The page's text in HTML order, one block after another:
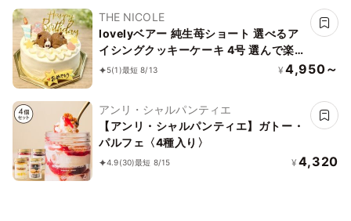
THE NICOLE
lovelyベアー 純生苺ショート 選べるア
イシングクッキーケーキ 4号 選んで楽
しい！！ ギフトに最適
5(1)最短 8/13 ¥ 4,950～
アンリ・シャルパンティエ
【アンリ・シャルパンティエ】ガトー・
パルフェ〈4種入り〉
4.9(30)最短 8/15 ¥ 4,320